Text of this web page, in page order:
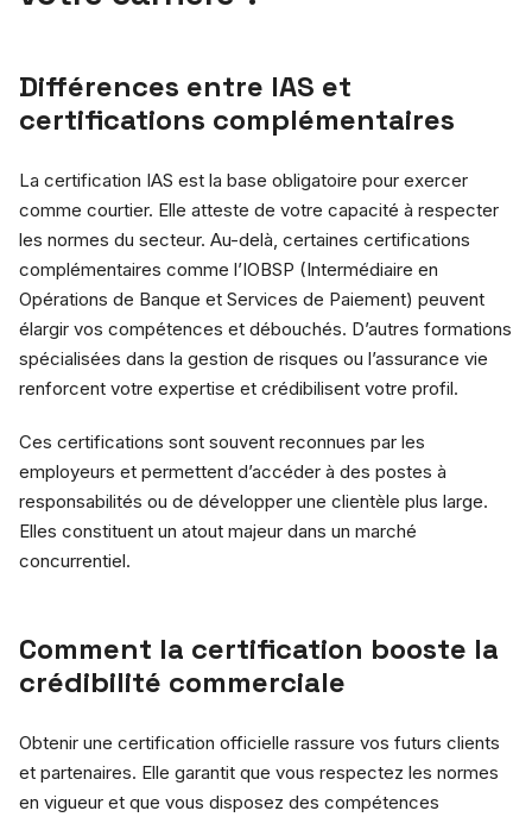
Différences entre IAS et
certifications complémentaires
La certification IAS est la base obligatoire pour exercer
comme courtier. Elle atteste de votre capacité à respecter
les normes du secteur. Au-delà, certaines certifications
complémentaires comme l’IOBSP (Intermédiaire en
Opérations de Banque et Services de Paiement) peuvent
élargir vos compétences et débouchés. D’autres formations
spécialisées dans la gestion de risques ou l’assurance vie
renforcent votre expertise et crédibilisent votre profil.
Ces certifications sont souvent reconnues par les
employeurs et permettent d’accéder à des postes à
responsabilités ou de développer une clientèle plus large.
Elles constituent un atout majeur dans un marché
concurrentiel.
Comment la certification booste la
crédibilité commerciale
Obtenir une certification officielle rassure vos futurs clients
et partenaires. Elle garantit que vous respectez les normes
en vigueur et que vous disposez des compétences